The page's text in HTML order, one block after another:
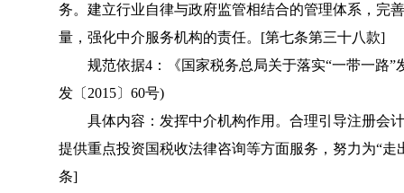
务。建立行业自律与政府监管相结合的管理体系，完
量，强化中介服务机构的责任。[第七条第三十八款]
规范依据4：《国家税务总局关于落实“一带一路”
发〔2015〕60号)
具体内容：发挥中介机构作用。合理引导注册会计
提供重点投资国税收法律咨询等方面服务，努力为“
条]